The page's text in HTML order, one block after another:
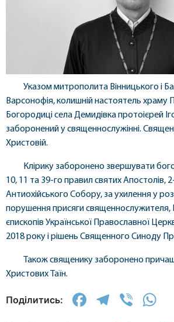
Указом митрополита Вінницького і
Варсонофія, колишній настоятель храму
Богородиці села Демидівка протоієрей
заборонений у священнослужінні.
Христовій.
Клірику заборонено звершувати
10, 11 та 39-го правил святих Апостолів,
Антиохійського Собору, за ухилення у
порушення присяги
єпископів Української Православної
2018 року і рішень Священного Синоду
Також священику заборонено
Христових Таїн.
Поділитись: Facebook
Viber